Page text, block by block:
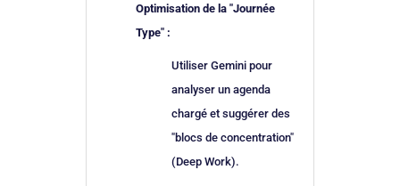
Optimisation de la "Journée
Type" :
Utiliser Gemini pour
analyser un agenda
chargé et suggérer des
"blocs de concentration"
(Deep Work).